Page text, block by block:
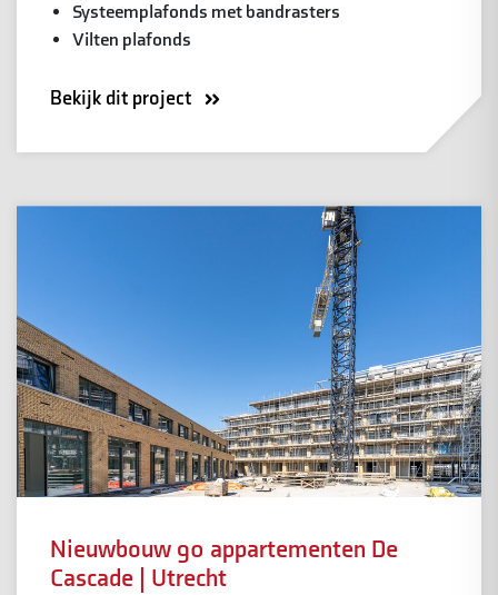
Systeemplafonds met bandrasters
Vilten plafonds
Bekijk dit project
Nieuwbouw 90 appartementen De
Cascade | Utrecht